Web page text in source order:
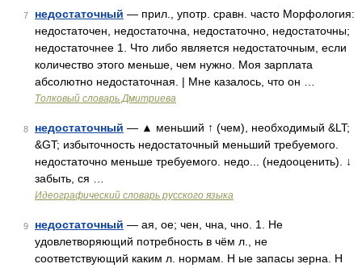
7 недостаточный — прил., употр. сравн. часто Морфология:
недостаточен, недостаточна, недостаточно, недостаточны;
недостаточнее 1. Что либо является недостаточным, если
количество этого меньше, чем нужно. Моя зарплата
абсолютно недостаточная. | Мне казалось, что он …
Толковый словарь Дмитриева
8 недостаточный — ▲ меньший ↑ (чем), необходимый &LT;
&GT; избыточность недостаточный меньший требуемого.
недостаточно меньше требуемого. недо... (недооценить). ↓
забыть, ся …
Идеографический словарь русского языка
9 недостаточный — ая, ое; чен, чна, чно. 1. Не
удовлетворяющий потребность в чём л., не
соответствующий каким л. нормам. Н ые запасы зерна. Н